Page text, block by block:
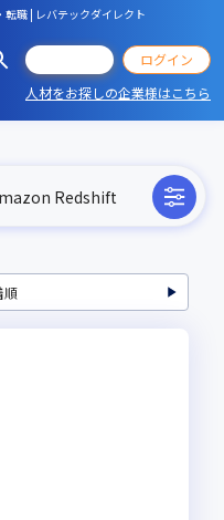
職 | レバテックダイレクト
ログイン
人材をお探しの企業様はこちら
Redshift